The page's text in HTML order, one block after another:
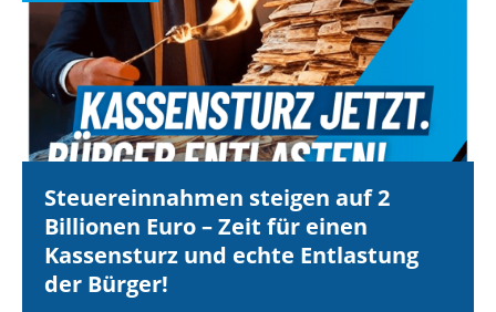
Steuereinnahmen steigen auf 2
Billionen Euro – Zeit für einen
Kassensturz und echte Entlastung
der Bürger!